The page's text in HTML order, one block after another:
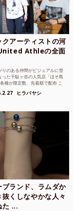
クアーティストの河
Athleの全面
りのある仲間がビジュアルに登
った千駄ヶ谷の人気店「ほそ島
種が限定数、先着順で配布 こ
ヒラバヤシ
ブランド、ラムダか
抜くしなやかな人々
た ...